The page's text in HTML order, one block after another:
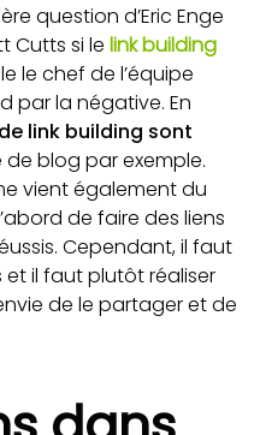
question d’Eric Enge
Cutts si le link building
le chef de l’équipe
par la négative. En
link building sont
blog par exemple.
vient également du
de faire des liens
Cependant, il faut
il faut plutôt réaliser
de le partager et de